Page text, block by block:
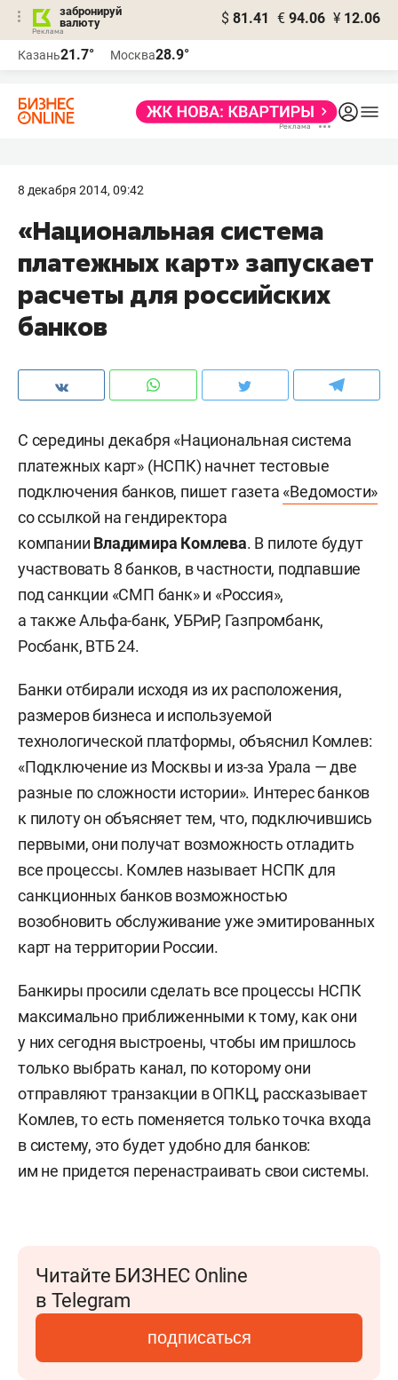
забронируй
валюту
$ 81.41 € 94.06 ¥ 12.06
Казань21.7° Москва28.9°
8 декабря 2014, 09:42
«Национальная система
платежных карт» запускает
расчеты для российских
банков
С середины декабря «Национальная система
платежных карт» (НСПК) начнет тестовые
подключения банков, пишет газета «Ведомости»
со ссылкой на гендиректора
компании Владимира Комлева. В пилоте будут
участвовать 8 банков, в частности, подпавшие
под санкции «СМП банк» и «Россия»,
а также Альфа-банк, УБРиР, Газпромбанк,
Росбанк, ВТБ 24.
Банки отбирали исходя из их расположения,
размеров бизнеса и используемой
технологической платформы, объяснил Комлев:
«Подключение из Москвы и из-за Урала — две
разные по сложности истории». Интерес банков
к пилоту он объясняет тем, что, подключившись
первыми, они получат возможность отладить
все процессы. Комлев называет НСПК для
санкционных банков возможностью
возобновить обслуживание уже эмитированных
карт на территории России.
Банкиры просили сделать все процессы НСПК
максимально приближенными к тому, как они
у них сегодня выстроены, чтобы им пришлось
только выбрать канал, по которому они
отправляют транзакции в ОПКЦ, рассказывает
Комлев, то есть поменяется только точка входа
в систему, это будет удобно для банков:
им не придется перенастраивать свои системы.
Читайте БИЗНЕС Online
в Telegram
подписаться